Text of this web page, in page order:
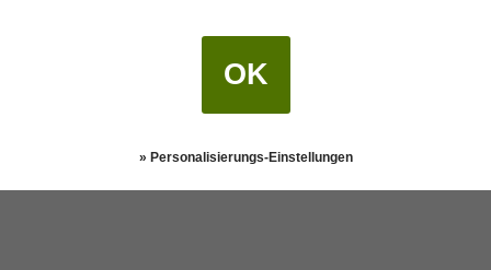
OK
» Personalisierungs-Einstellungen